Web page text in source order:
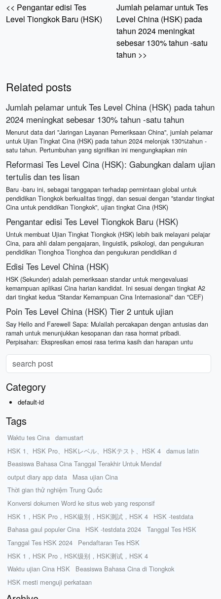
<< Pengantar edisi Tes
Level Tiongkok Baru (HSK)
Jumlah pelamar untuk Tes
Level China (HSK) pada
tahun 2024 meningkat
sebesar 130% tahun -satu
tahun >>
Related posts
Jumlah pelamar untuk Tes Level China (HSK) pada tahun
2024 meningkat sebesar 130% tahun -satu tahun
Menurut data dari "Jaringan Layanan Pemeriksaan China", jumlah pelamar
untuk Ujian Tingkat Cina (HSK) pada tahun 2024 melonjak 130%tahun -
satu tahun. Pertumbuhan yang signifikan ini mengungkapkan min
Reformasi Tes Level Cina (HSK): Gabungkan dalam ujian
tertulis dan tes lisan
Baru -baru ini, sebagai tanggapan terhadap permintaan global untuk
pendidikan Tiongkok berkualitas tinggi, dan sesuai dengan "standar tingkat
Cina untuk pendidikan Tiongkok", ujian tingkat Cina (HSK)
Pengantar edisi Tes Level Tiongkok Baru (HSK)
Untuk membuat Ujian Tingkat Tiongkok (HSK) lebih baik melayani pelajar
Cina, para ahli dalam pengajaran, linguistik, psikologi, dan pengukuran
pendidikan Tionghoa Tionghoa dan pengukuran pendidikan d
Edisi Tes Level China (HSK)
HSK (Sekunder) adalah pemeriksaan standar untuk mengevaluasi
kemampuan aplikasi Cina harian kandidat. Ini sesuai dengan tingkat A2
dari tingkat kedua "Standar Kemampuan Cina Internasional" dan "CEF)
Poin Tes Level China (HSK) Tier 2 untuk ujian
Say Hello and Farewell Sapa: Mulailah percakapan dengan antusias dan
ramah untuk menunjukkan kesopanan dan rasa hormat pribadi.
Perpisahan: Ekspresikan emosi rasa terima kasih dan harapan untu
Category
default-id
Tags
Waktu tes Cina
damustart
HSK 1、HSK Pro、HSKレベル、HSKテスト、HSK 4
damus latin
Beasiswa Bahasa Cina Tanggal Terakhir Untuk Mendaf
output diary app data
Masa ujian Cina
Thời gian thử nghiệm Trung Quốc
Konversi dokumen Word ke situs web yang responsif
HSK 1，HSK Pro，HSK級別，HSK測試，HSK 4
HSK -testdata
Bahasa gaul populer Cina
HSK -testdata 2024
Tanggal Tes HSK
Tanggal Tes HSK 2024
Pendaftaran Tes HSK
HSK 1，HSK Pro，HSK级别，HSK测试，HSK 4
Waktu ujian Cina HSK
Beasiswa Bahasa Cina di Tiongkok
HSK mesti menguji perkataan